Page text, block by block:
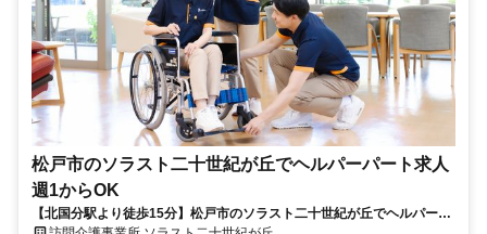
松戸市のソラスト二十世紀が丘でヘルパーパート求人
週1からOK
【北国分駅より徒歩15分】松戸市のソラスト二十世紀が丘でヘルパーパ